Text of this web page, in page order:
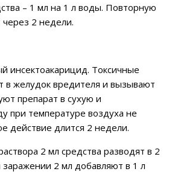
– 1 мл на 1 л воды. Повторную
2 недели.
инсектоакарицид. Токсичные
в желудок вредителя и вызывают
препарат в сухую и
при температуре воздуха не
действие длится 2 недели.
2 мл средства разводят в 2
2 мл добавляют в 1 л